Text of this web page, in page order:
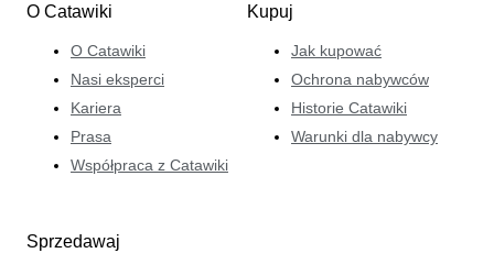
O Catawiki
O Catawiki
Nasi eksperci
Kariera
Prasa
Współpraca z Catawiki
Kupuj
Jak kupować
Ochrona nabywców
Historie Catawiki
Warunki dla nabywcy
Sprzedawaj